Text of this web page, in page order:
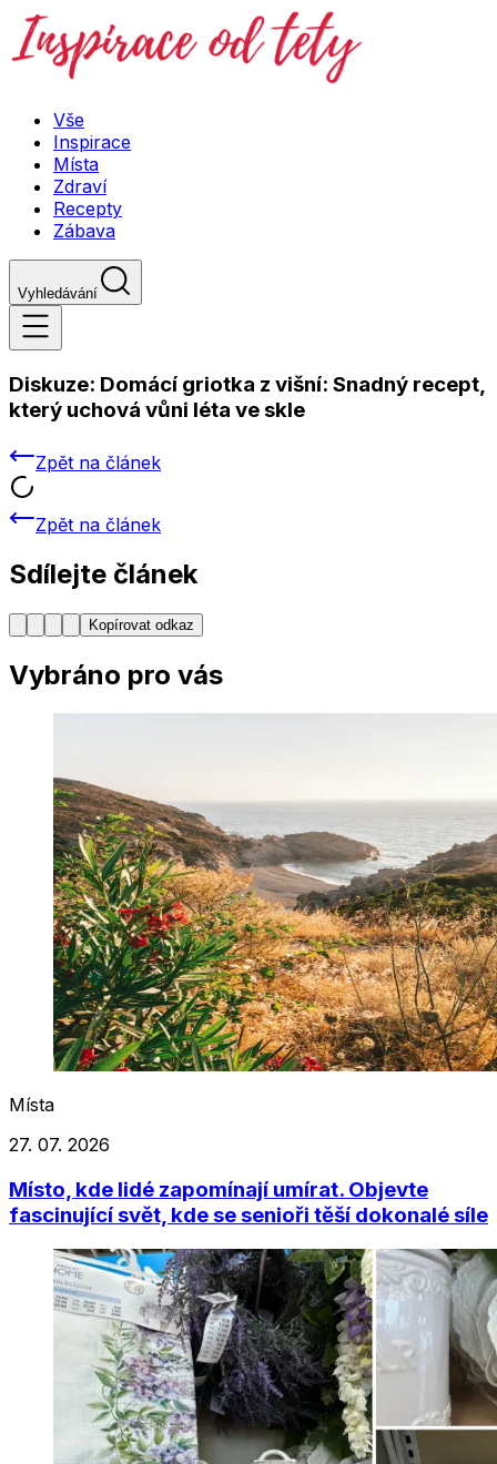
Vše
Inspirace
Místa
Zdraví
Recepty
Zábava
Vyhledávání
Diskuze: Domácí griotka z višní: Snadný recept,
který uchová vůni léta ve skle
Zpět na článek
Zpět na článek
Sdílejte článek
Kopírovat odkaz
Vybráno pro vás
Místa
27. 07. 2026
Místo, kde lidé zapomínají umírat. Objevte
fascinující svět, kde se senioři těší dokonalé síle